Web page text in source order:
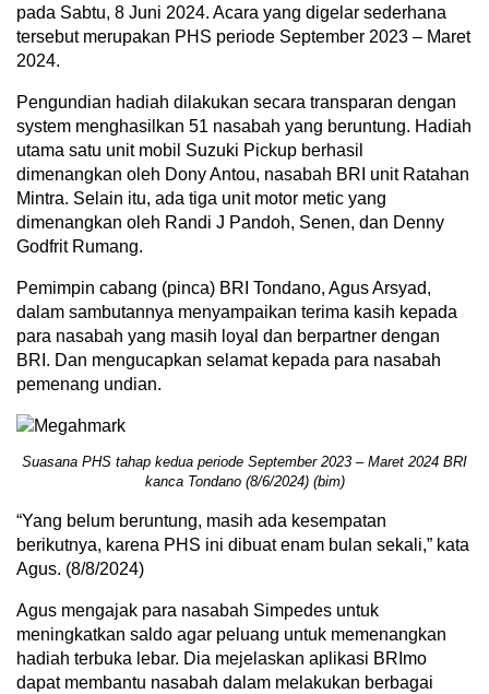
pada Sabtu, 8 Juni 2024. Acara yang digelar sederhana
tersebut merupakan PHS periode September 2023 – Maret
2024.
Pengundian hadiah dilakukan secara transparan dengan
system menghasilkan 51 nasabah yang beruntung. Hadiah
utama satu unit mobil Suzuki Pickup berhasil
dimenangkan oleh Dony Antou, nasabah BRI unit Ratahan
Mintra. Selain itu, ada tiga unit motor metic yang
dimenangkan oleh Randi J Pandoh, Senen, dan Denny
Godfrit Rumang.
Pemimpin cabang (pinca) BRI Tondano, Agus Arsyad,
dalam sambutannya menyampaikan terima kasih kepada
para nasabah yang masih loyal dan berpartner dengan
BRI. Dan mengucapkan selamat kepada para nasabah
pemenang undian.
Suasana PHS tahap kedua periode September 2023 – Maret 2024 BRI
kanca Tondano (8/6/2024) (bim)
“Yang belum beruntung, masih ada kesempatan
berikutnya, karena PHS ini dibuat enam bulan sekali,” kata
Agus. (8/8/2024)
Agus mengajak para nasabah Simpedes untuk
meningkatkan saldo agar peluang untuk memenangkan
hadiah terbuka lebar. Dia mejelaskan aplikasi BRImo
dapat membantu nasabah dalam melakukan berbagai